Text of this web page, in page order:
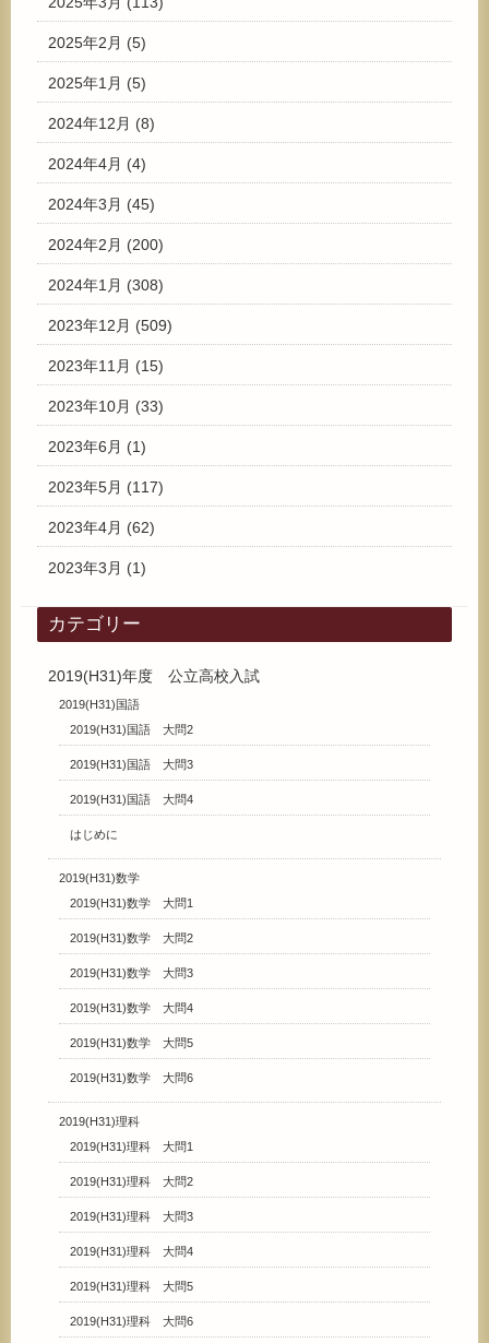
2025年2月 (5)
2025年1月 (5)
2024年12月 (8)
2024年4月 (4)
2024年3月 (45)
2024年2月 (200)
2024年1月 (308)
2023年12月 (509)
2023年11月 (15)
2023年10月 (33)
2023年6月 (1)
2023年5月 (117)
2023年4月 (62)
2023年3月 (1)
カテゴリー
2019(H31)年度 公立高校入試
2019(H31)国語
2019(H31)国語 大問2
2019(H31)国語 大問3
2019(H31)国語 大問4
はじめに
2019(H31)数学
2019(H31)数学 大問1
2019(H31)数学 大問2
2019(H31)数学 大問3
2019(H31)数学 大問4
2019(H31)数学 大問5
2019(H31)数学 大問6
2019(H31)理科
2019(H31)理科 大問1
2019(H31)理科 大問2
2019(H31)理科 大問3
2019(H31)理科 大問4
2019(H31)理科 大問5
2019(H31)理科 大問6